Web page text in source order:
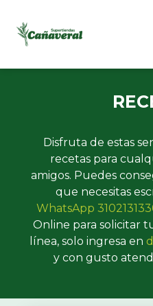
Disfruta de estas
recetas para
amigos. Puedes
que necesitas
WhatsApp
Online para solicitar
línea, solo ingresa en
y con gusto